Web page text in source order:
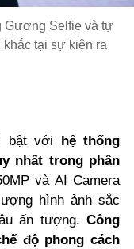
Gương Selfie và tự
khắc tại sự kiện ra
bật với
hệ thống
nhất trong phân
và AI Camera
hình ảnh sắc
ấn tượng. Công
độ phong cách